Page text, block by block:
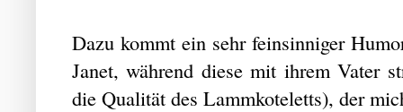
Dazu kommt ein sehr feinsinniger
Janet, während diese mit ihrem Vater
die Qualität des Lammkoteletts), der